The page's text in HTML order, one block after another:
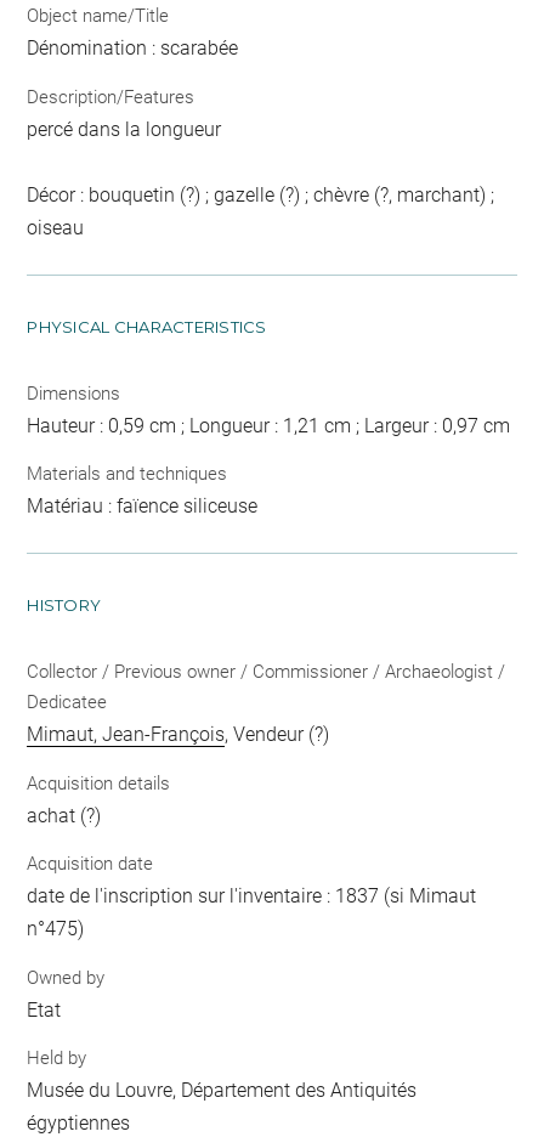
Object name/Title
Dénomination : scarabée
Description/Features
percé dans la longueur
Décor : bouquetin (?) ; gazelle (?) ; chèvre (?, marchant) ;
oiseau
PHYSICAL CHARACTERISTICS
Dimensions
Hauteur : 0,59 cm ; Longueur : 1,21 cm ; Largeur : 0,97 cm
Materials and techniques
Matériau : faïence siliceuse
HISTORY
Collector / Previous owner / Commissioner / Archaeologist /
Dedicatee
Mimaut, Jean-François, Vendeur (?)
Acquisition details
achat (?)
Acquisition date
date de l'inscription sur l'inventaire : 1837 (si Mimaut
n°475)
Owned by
Etat
Held by
Musée du Louvre, Département des Antiquités
égyptiennes